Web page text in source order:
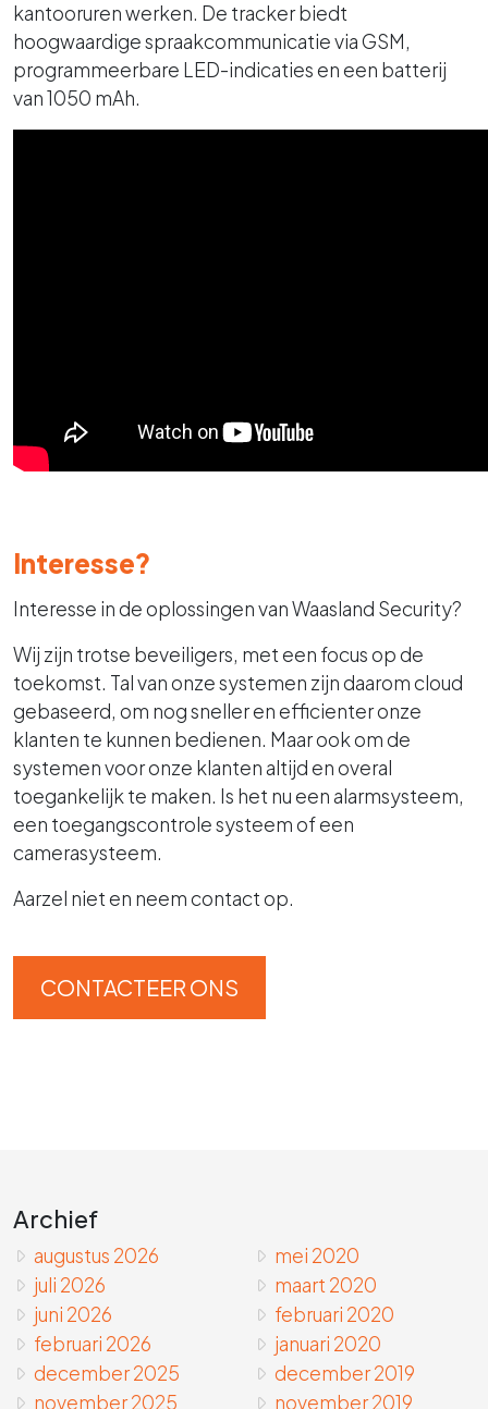
kantooruren werken. De tracker biedt
hoogwaardige spraakcommunicatie via GSM,
programmeerbare LED-indicaties en een batterij
van 1050 mAh.
Interesse?
Interesse in de oplossingen van Waasland Security?
Wij zijn trotse beveiligers, met een focus op de
toekomst. Tal van onze systemen zijn daarom cloud
gebaseerd, om nog sneller en efficienter onze
klanten te kunnen bedienen. Maar ook om de
systemen voor onze klanten altijd en overal
toegankelijk te maken. Is het nu een alarmsysteem,
een toegangscontrole systeem of een
camerasysteem.
Aarzel niet en neem contact op.
CONTACTEER ONS
Archief
augustus 2026
juli 2026
juni 2026
februari 2026
december 2025
november 2025
mei 2020
maart 2020
februari 2020
januari 2020
december 2019
november 2019